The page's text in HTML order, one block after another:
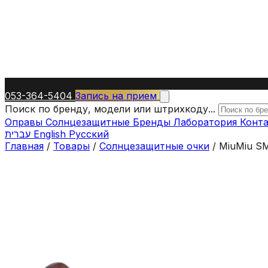
053-364-5404 Запись на прием
Поиск по бренду, модели или штрихкоду...
Оправы Солнцезащитные Бренды Лаборатория
English Русский
Главная / Товары / Солнцезащитные очки / MiuMiu